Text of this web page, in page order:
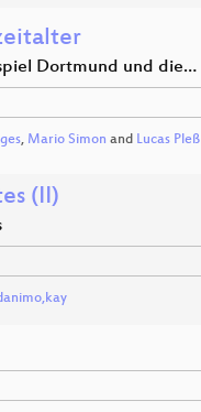
Dortmund und die…
, Mario Simon and Lucas Pleß
(II)